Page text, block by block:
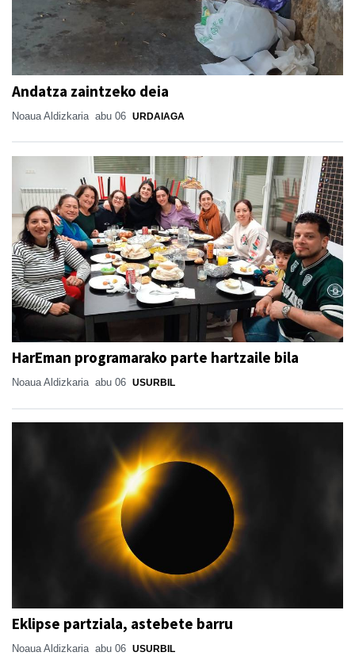
Andatza zaintzeko deia
Noaua Aldizkaria abu 06 URDAIAGA
HarEman programarako parte hartzaile bila
Noaua Aldizkaria abu 06 USURBIL
Eklipse partziala, astebete barru
Noaua Aldizkaria abu 06 USURBIL